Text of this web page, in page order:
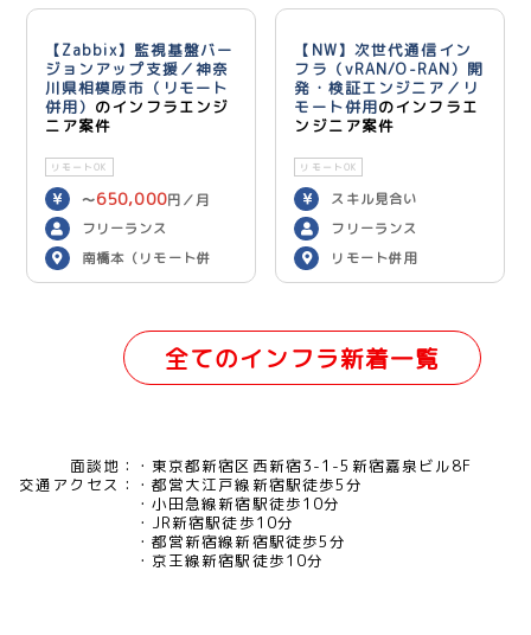
【Zabbix】監視基盤バー
ジョンアップ支援／神奈
川県相模原市（リモート
併用） のインフラエンジ
ニア案件
リモートOK
〜650,000円／月
フリーランス
南橋本（リモート併
用）
【NW】次世代通信イン
フラ（vRAN/O-RAN）開
発・検証エンジニア／リ
モート併用のインフラエ
ンジニア案件
リモートOK
スキル見合い
フリーランス
リモート併用
全てのインフラ新着一覧
面談地：
東京都新宿区西新宿3-1-5新宿嘉泉ビル8F
交通アクセス：
都営大江戸線新宿駅徒歩5分
小田急線新宿駅徒歩10分
JR新宿駅徒歩10分
都営新宿線新宿駅徒歩5分
京王線新宿駅徒歩10分